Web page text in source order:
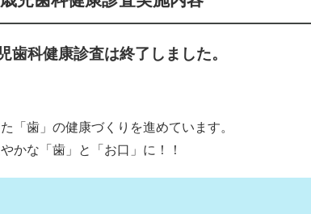
科健康診査は終了しました。
「歯」の健康づくりを進めています。
かな「歯」と「お口」に！！